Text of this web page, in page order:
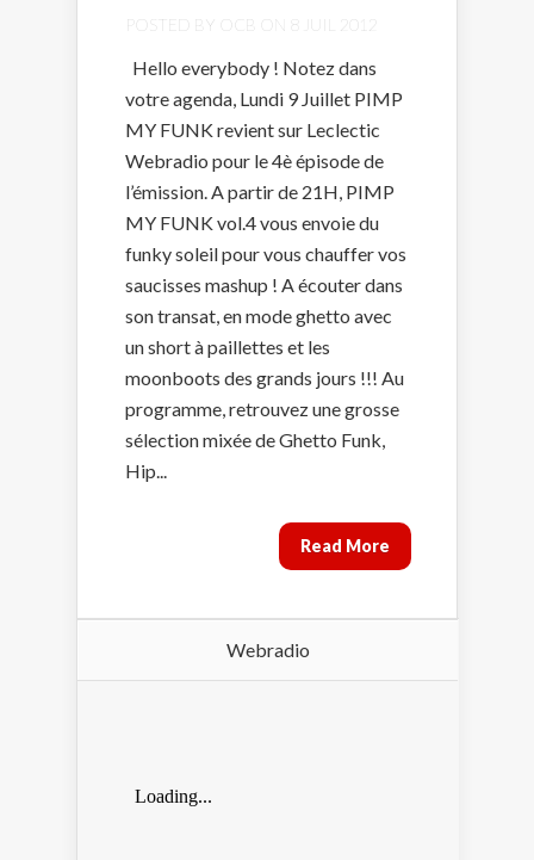
POSTED BY OCB ON 8 JUIL 2012
Hello everybody ! Notez dans
votre agenda, Lundi 9 Juillet PIMP
MY FUNK revient sur Leclectic
Webradio pour le 4è épisode de
l’émission. A partir de 21H, PIMP
MY FUNK vol.4 vous envoie du
funky soleil pour vous chauffer vos
saucisses mashup ! A écouter dans
son transat, en mode ghetto avec
un short à paillettes et les
moonboots des grands jours !!! Au
programme, retrouvez une grosse
sélection mixée de Ghetto Funk,
Hip...
Read More
Webradio